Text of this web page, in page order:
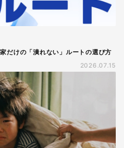
だけの「潰れない」ルートの選び方
2026.07.15